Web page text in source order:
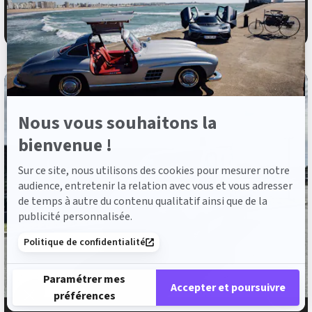
sur
Axeptio
Nous vous souhaitons la
bienvenue !
Sur ce site, nous utilisons des cookies pour mesurer notre
audience, entretenir la relation avec vous et vous adresser
de temps à autre du contenu qualitatif ainsi que de la
publicité personnalisée.
Politique de confidentialité
Paramétrer mes
préférences
Accepter et poursuivre
34 680 €
ou à partir de495 €/mois